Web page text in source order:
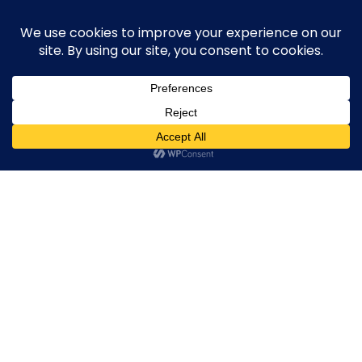
content
execute-stylife.com
upload it including a road bike of l1stylish and
other hobbies
O
O
E
20180422_015709736_iOS
20180422_015709736_iOS
l1stylish20180422_015709736_iOS
0 Comments